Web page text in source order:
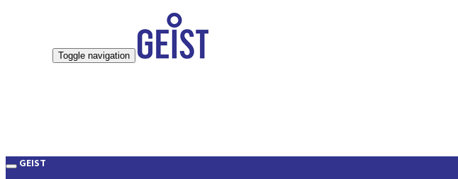
Toggle navigation
GEIST